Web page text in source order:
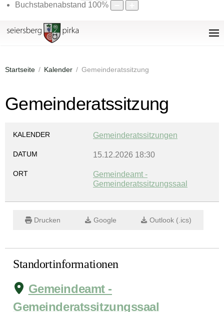
Buchstabenabstand 100%
Startseite Kalender Gemeinderatssitzung
Gemeinderatssitzung
KALENDER Gemeinderatssitzungen
DATUM 15.12.2026 18:30
ORT
Gemeindeamt -
Gemeinderatssitzungssaal
Drucken Google Outlook (.ics)
Standortinformationen
Gemeindeamt -
Gemeinderatssitzungssaal